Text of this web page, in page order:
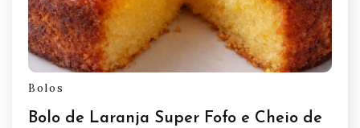
Bolos
Bolo de Laranja Super Fofo e Cheio de